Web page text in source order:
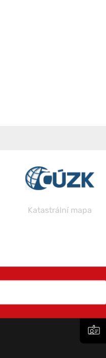
Katastrální mapa